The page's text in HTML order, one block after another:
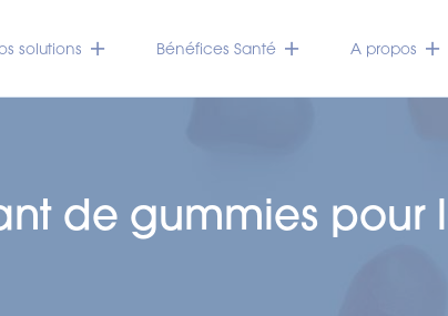
solutions Bénéfices Santé A propos
de gummies pour